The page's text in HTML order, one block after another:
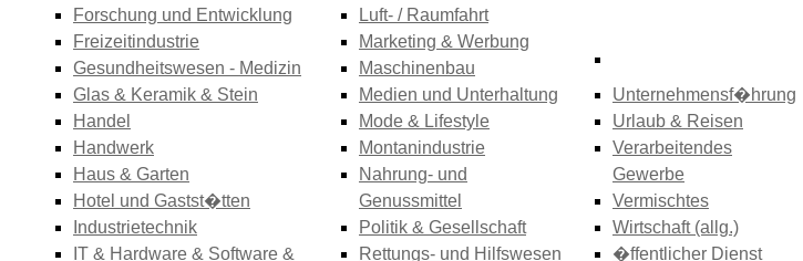
Forschung und Entwicklung
Freizeitindustrie
Gesundheitswesen - Medizin
Glas & Keramik & Stein
Handel
Handwerk
Haus & Garten
Hotel und Gastst�tten
Industrietechnik
IT & Hardware & Software &
Luft- / Raumfahrt
Marketing & Werbung
Maschinenbau
Medien und Unterhaltung
Mode & Lifestyle
Montanindustrie
Nahrung- und
Genussmittel
Politik & Gesellschaft
Rettungs- und Hilfswesen
Unternehmensf�hrung
Urlaub & Reisen
Verarbeitendes
Gewerbe
Vermischtes
Wirtschaft (allg.)
�ffentlicher Dienst